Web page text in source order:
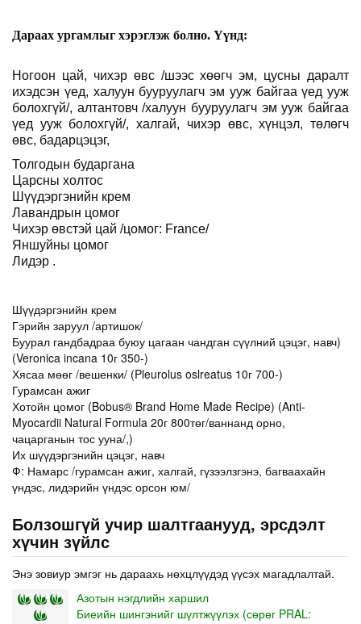
Дараах ургамлыг хэрэглэж болно. Үүнд:
Ногоон цай, чихэр өвс /шээс хөөгч эм, цусны даралт
ихэдсэн үед, халуун бууруулагч эм ууж байгаа үед ууж
болохгүй/, алтантовч /халуун бууруулагч эм ууж байгаа
үед ууж болохгүй/, халгай, чихэр өвс, хүнцэл, төлөгч
өвс, бадарцэцэг,
Толгодын бударгана
Царсны холтос
Шүүдэргэнийн крем
Лавандрын цомог
Чихэр өвстэй цай /цомог: France/
Яншуйны цомог
Лидэр .
Шүүдэргэнийн крем
Гэрийн заруул /артишок/
Буурал гандбадраа буюу цагаан чандган сүүлний цэцэг, навч)
(Veronica incana 10г 350-)
Хясаа мөөг /вешенки/ (Pleurolus oslreatus 10г 700-)
Гурамсан ажиг
Хотойн цомог (Bobus® Brand Home Made Recipe) (Anti-
Myocardii Natural Formula 20г 800төг/ваннанд орно,
чацарганын тос ууна/,)
Их шүүдэргэнийн цэцэг, навч
Ф: Намарс /гурамсан ажиг, халгай, гүзээлзгэнэ, багваахайн
үндэс, лидэрийн үндэс орсон юм/
Болзошгүй учир шалтгаанууд, эрсдэлт
хүчин зүйлс
Энэ зовиур эмгэг нь дараахь нөхцлүүдэд үүсэх магадлалтай.
Азотын нэгдлийн харшил
Биеийн шингэнийг шүлтжүүлэх (сөрөг PRAL: